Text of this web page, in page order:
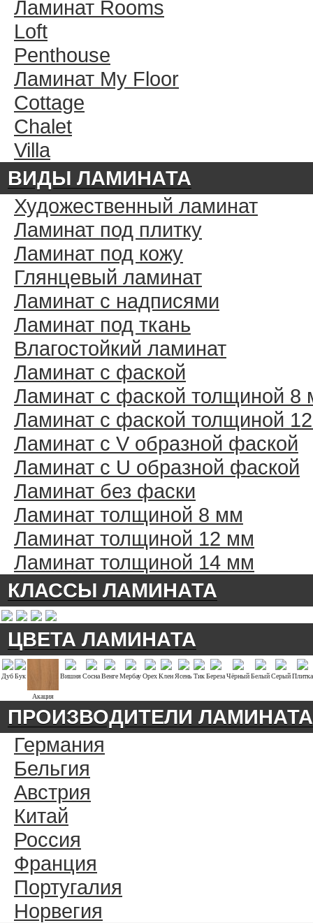
Ламинат Rooms
Loft
Penthouse
Ламинат My Floor
Cottage
Chalet
Villa
ВИДЫ ЛАМИНАТА
Художественный ламинат
Ламинат под плитку
Ламинат под кожу
Глянцевый ламинат
Ламинат с надписями
Ламинат под ткань
Влагостойкий ламинат
Ламинат с фаской
Ламинат с фаской толщиной 8
Ламинат с фаской толщиной
Ламинат с V образной фаской
Ламинат с U образной фаской
Ламинат без фаски
Ламинат толщиной 8 мм
Ламинат толщиной 12 мм
Ламинат толщиной 14 мм
КЛАССЫ ЛАМИНАТА
ЦВЕТА ЛАМИНАТА
ДубБук
Акация
ВишняСоснаВенгеМербауОрехКлен ЯсеньТикБерезаЧёрныйБелыйСерыйПлитка
ПРОИЗВОДИТЕЛИ ЛАМИНАТА
Германия
Бельгия
Австрия
Китай
Россия
Франция
Португалия
Норвегия